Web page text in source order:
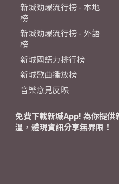
新城勁爆流行榜 - 本地
榜
新城勁爆流行榜 - 外語
榜
新城國語力排行榜
新城歌曲播放榜
音樂意見反映
免費下載新城App! 為你提
溫，體現資訊分享無界限！